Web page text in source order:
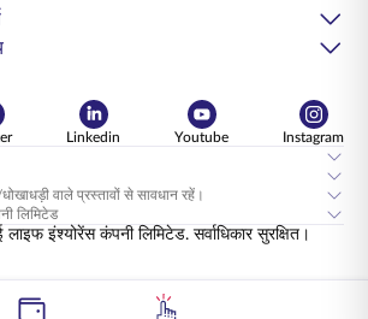
Linkedin Youtube
Instagram
वाले प्रस्तावों से सावधान रहें।
लिमिटेड
इंश्योरेंस कंपनी लिमिटेड. सर्वाधिकार सुरक्षित।